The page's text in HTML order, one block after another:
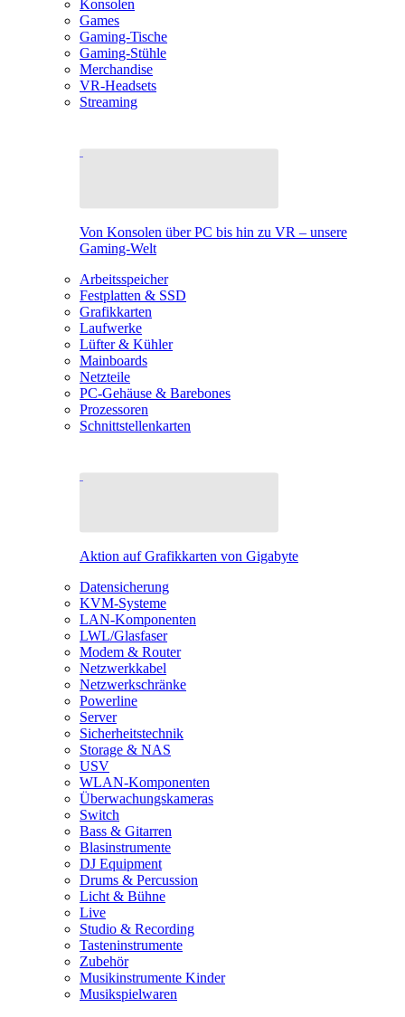
Konsolen
Games
Gaming-Tische
Gaming-Stühle
Merchandise
VR-Headsets
Streaming
Von Konsolen über PC bis hin zu VR – unsere
Gaming-Welt
Arbeitsspeicher
Festplatten & SSD
Grafikkarten
Laufwerke
Lüfter & Kühler
Mainboards
Netzteile
PC-Gehäuse & Barebones
Prozessoren
Schnittstellenkarten
Aktion auf Grafikkarten von Gigabyte
Datensicherung
KVM-Systeme
LAN-Komponenten
LWL/Glasfaser
Modem & Router
Netzwerkkabel
Netzwerkschränke
Powerline
Server
Sicherheitstechnik
Storage & NAS
USV
WLAN-Komponenten
Überwachungskameras
Switch
Bass & Gitarren
Blasinstrumente
DJ Equipment
Drums & Percussion
Licht & Bühne
Live
Studio & Recording
Tasteninstrumente
Zubehör
Musikinstrumente Kinder
Musikspielwaren